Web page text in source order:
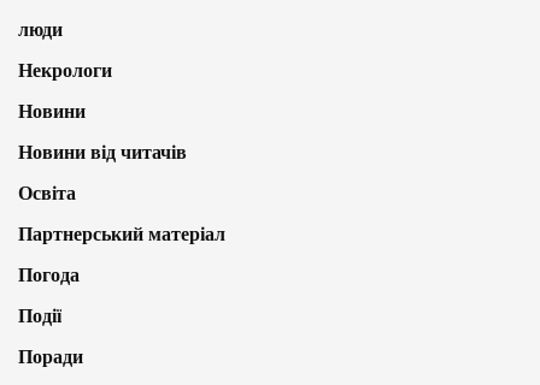
люди
Некрологи
Новини
Новини від читачів
Освіта
Партнерський матеріал
Погода
Події
Поради